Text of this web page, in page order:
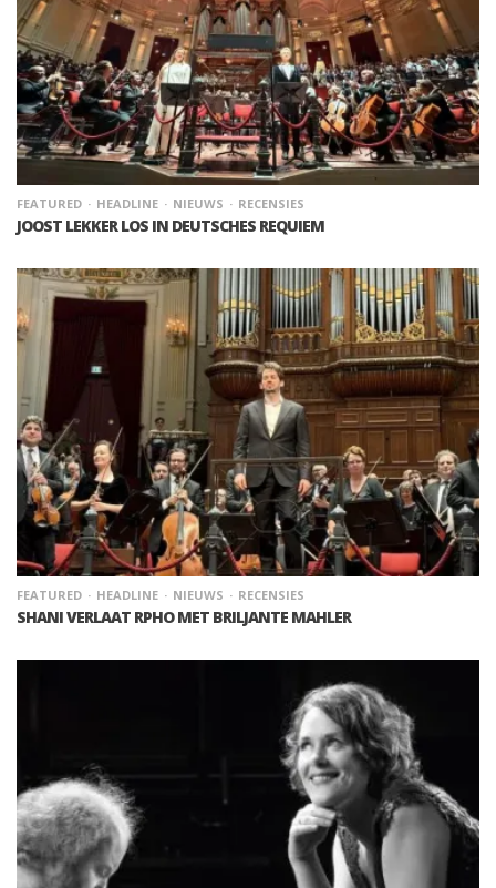
FEATURED HEADLINE NIEUWS RECENSIES
JOOST LEKKER LOS IN DEUTSCHES REQUIEM
FEATURED HEADLINE NIEUWS RECENSIES
SHANI VERLAAT RPHO MET BRILJANTE MAHLER